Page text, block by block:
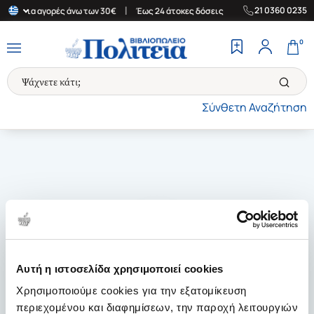
Αυτή η ιστοσελίδα χρησιμοποιεί cookies
Χρησιμοποιούμε cookies για την εξατομίκευση
περιεχομένου και διαφημίσεων, την παροχή λειτουργιών
για αγορές άνω των 30€ Έως 24 άτοκες δόσεις | Δωρεάν
21 0360 0235
Σύνθετη Αναζήτηση
0